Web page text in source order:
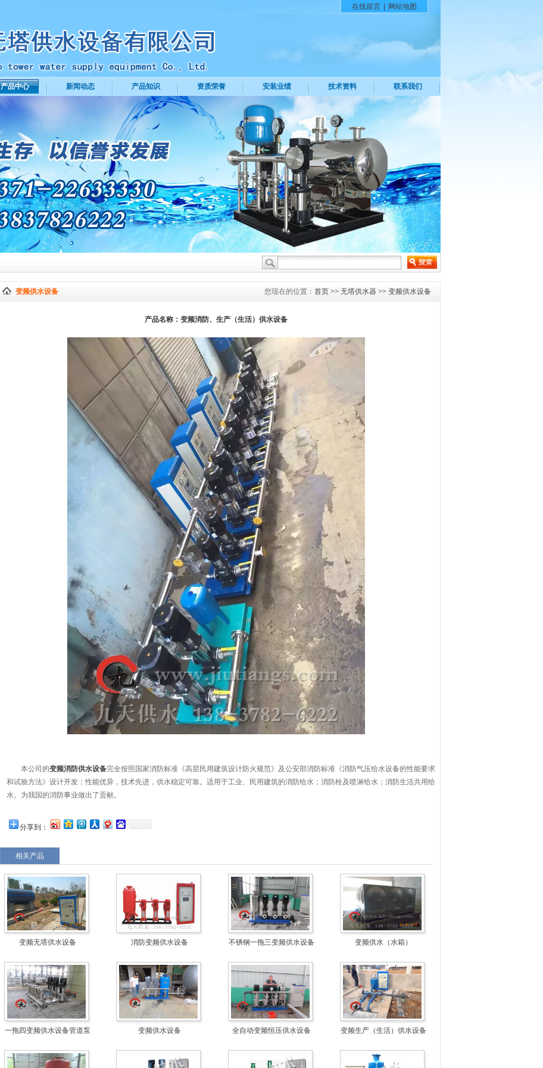
在线留言 网站地图
产品中心 新闻动态 产品知识 资质荣誉 安装业绩 技术资料 联系我们
您现在的位置： 首页 >> 无塔供水器 >> 变频供水设备
变频供水设备
产品名称：变频消防、生产（生活）供水设备
本公司的变频消防供水设备完全按照国家消防标准《高层民用建筑设计防火规范》及公安部消防标准《消防气压给水设备的性能要求
和试验方法》设计开发；性能优异，技术先进，供水稳定可靠。适用于工业、民用建筑的消防给水；消防栓及喷淋给水；消防生活共用给
水。为我国的消防事业做出了贡献。
分享到：
相关产品
变频无塔供水设备 消防变频供水设备 不锈钢一拖三变频供水设备 变频供水（水箱）
一拖四变频供水设备管道泵 变频供水设备 全自动变频恒压供水设备 变频生产（生活）供水设备